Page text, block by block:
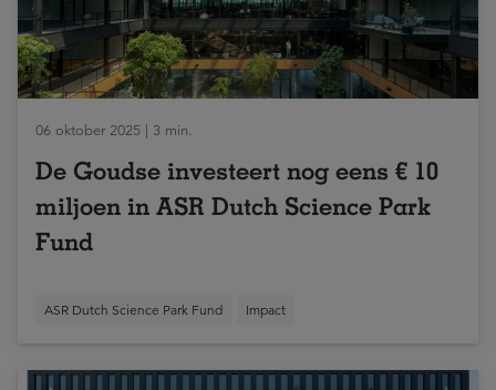
06 oktober 2025 | 3 min.
De Goudse investeert nog eens € 10
miljoen in ASR Dutch Science Park
Fund
ASR Dutch Science Park Fund Impact